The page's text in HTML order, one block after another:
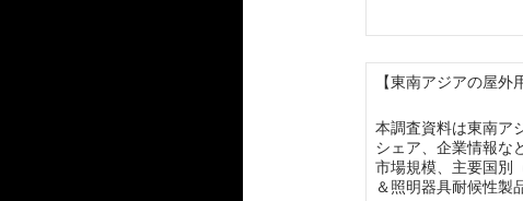
【東南アジアの屋
本調査資料は東南ア
シェア、企業情報な
市場規模、主要国別
＆照明器具耐候性製